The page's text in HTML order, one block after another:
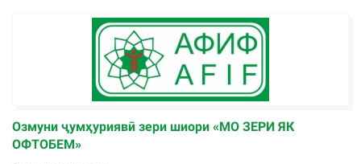
Озмуни ҷумҳуриявӣ зери шиори «МО ЗЕРИ ЯК
ОФТОБЕМ»